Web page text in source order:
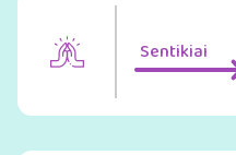
Sentikiai